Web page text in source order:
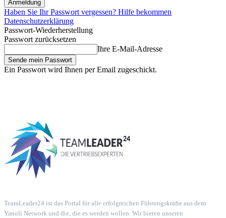
Haben Sie Ihr Passwort vergessen? Hilfe bekommen
Datenschutzerklärung
Passwort-Wiederherstellung
Passwort zurücksetzen
Ihre E-Mail-Adresse
Ein Passwort wird Ihnen per Email zugeschickt.
TeamLeader24 ist das Portal für alle erfolgreichen Führungskräfte aus dem
Yanoli Network und die, die es werden wollen. Wir bieten unseren